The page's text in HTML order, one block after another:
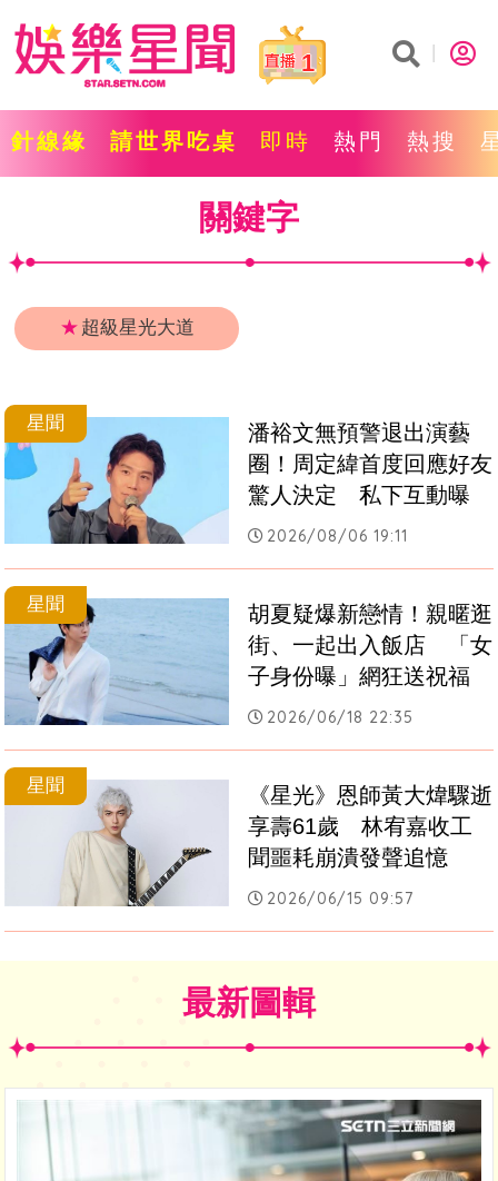
1
針線緣 請世界吃桌 即時 熱門 熱搜
關鍵字
★ 超級星光大道
星聞
潘裕文無預警退出演藝
圈！周定緯首度回應好友
驚人決定　私下互動曝
2026/08/06 19:11
星聞
胡夏疑爆新戀情！親暱逛
街、一起出入飯店　「女
子身份曝」網狂送祝福
2026/06/18 22:35
星聞
《星光》恩師黃大煒驟逝
享壽61歲　林宥嘉收工
聞噩耗崩潰發聲追憶
2026/06/15 09:57
最新圖輯